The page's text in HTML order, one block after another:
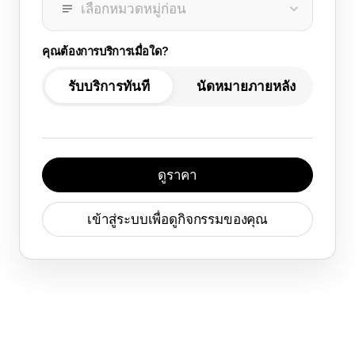
เลือกหมวดหมู่ก่อน
คุณต้องการบริการเมื่อใด?
รับบริการทันที นัดหมายภายหลัง
ดูราคา
เข้าสู่ระบบเพื่อดูกิจกรรมของคุณ